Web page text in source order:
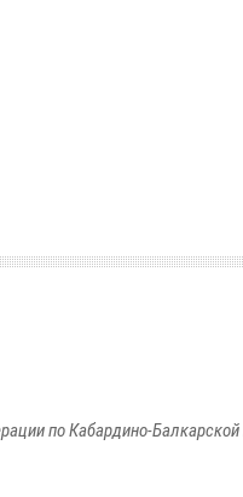
по Кабардино-Балкарской